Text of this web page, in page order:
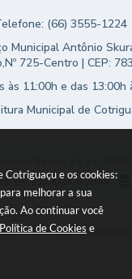
Cotriguaçu e os cookies:
melhorar a sua
Ao continuar você
Política de Cookies e
(66) 3555-1224
Municipal Antônio
725-Centro | CEP:
às 11:00h e das 13:00h
Municipal de
em:03/08/2026 20:09
Todos os direitos reservados